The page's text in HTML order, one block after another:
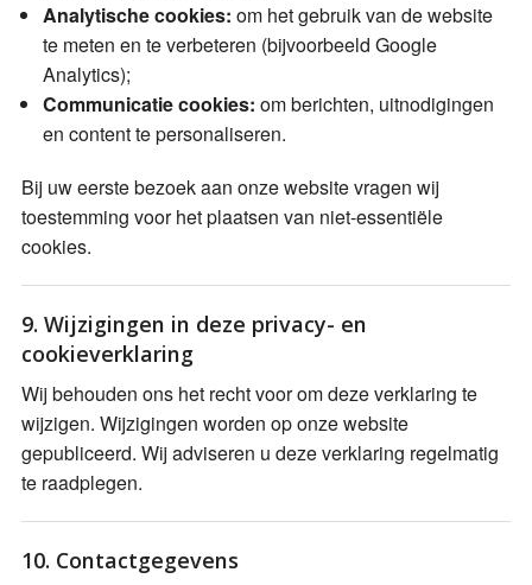
Analytische cookies: om het gebruik van de website
te meten en te verbeteren (bijvoorbeeld Google
Analytics);
Communicatie cookies: om berichten, uitnodigingen
en content te personaliseren.
Bij uw eerste bezoek aan onze website vragen wij
toestemming voor het plaatsen van niet-essentiële
cookies.
9. Wijzigingen in deze privacy- en
cookieverklaring
Wij behouden ons het recht voor om deze verklaring te
wijzigen. Wijzigingen worden op onze website
gepubliceerd. Wij adviseren u deze verklaring regelmatig
te raadplegen.
10. Contactgegevens